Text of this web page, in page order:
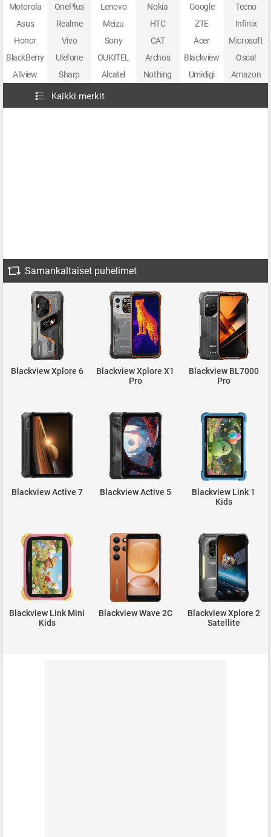
Motorola
OnePlus Lenovo Nokia Google
Tecno
Asus
Realme Meizu HTC ZTE
Infinix
Honor
Vivo Sony CAT Acer
Microsoft
BlackBerry
Ulefone OUKITEL Archos Blackview
Oscal
Allview
Sharp Alcatel Nothing Umidigi Amazon
Kaikki merkit
Samankaltaiset puhelimet
Blackview Xplore 6
Blackview Xplore X1
Pro
Blackview BL7000
Pro
Blackview Active 7 Blackview Active 5
Blackview Link 1
Kids
Blackview Link Mini
Kids
Blackview Wave 2C
Blackview Xplore 2
Satellite